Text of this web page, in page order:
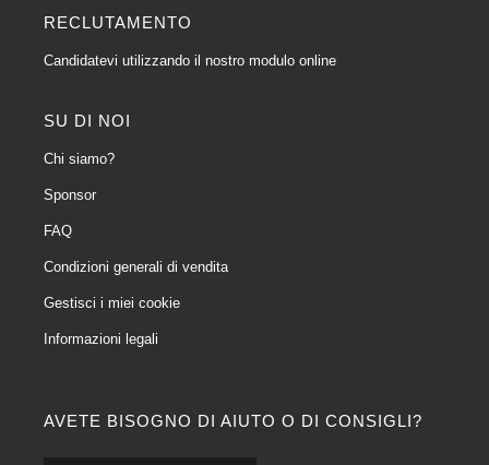
AVETE BISOGNO DI AIUTO O DI CONSIGLI?
RECLUTAMENTO
Candidatevi utilizzando il nostro modulo online
SU DI NOI
Chi siamo?
Sponsor
FAQ
Condizioni generali di vendita
Gestisci i miei cookie
Informazioni legali